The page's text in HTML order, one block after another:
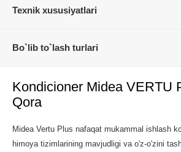
Texnik xususiyatlari
Bo`lib to`lash turlari
Kondicioner Midea VERTU
Qora
Midea Vertu Plus nafaqat mukammal ishlash
himoya tizimlarining mavjudligi va o'z-o'zini